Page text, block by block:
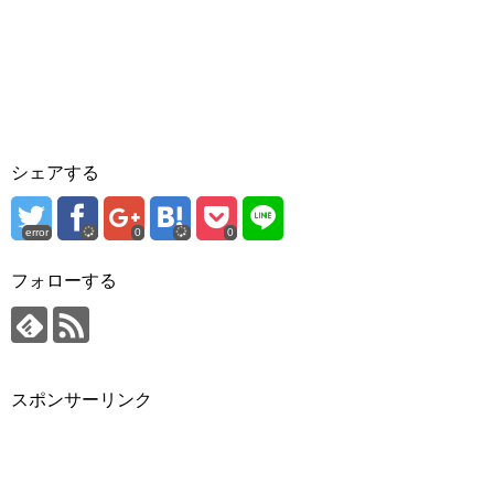
シェアする
error 0 0
フォローする
スポンサーリンク